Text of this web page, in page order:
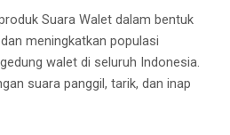
Suara Walet dalam bentuk
meningkatkan populasi
walet di seluruh Indonesia.
suara panggil, tarik, dan inap